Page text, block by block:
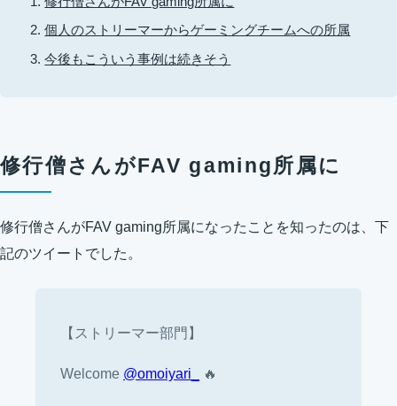
個人のストリーマーからゲーミングチームへの所属
今後もこういう事例は続きそう
修行僧さんがFAV gaming所属に
修行僧さんがFAV gaming所属になったことを知ったのは、下
記のツイートでした。
【ストリーマー部門】
Welcome @omoiyari_ 🔥